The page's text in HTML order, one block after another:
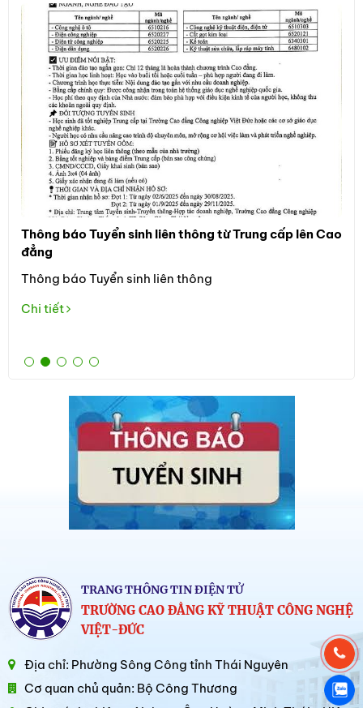
Thông báo Tuyển sinh liên thông từ Trung cấp lên Cao
đẳng
Thông báo Tuyển sinh liên thông
Chi tiết
TRANG THÔNG TIN ĐIỆN TỬ
TRƯỜNG CAO ĐẲNG KỸ THUẬT CÔNG NGHỆ
VIỆT-ĐỨC
Địa chỉ: Phường Sông Công tỉnh Thái Nguyên
Cơ quan chủ quản: Bộ Công Thương